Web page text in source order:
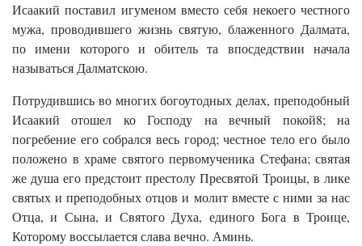
Исаакий поставил игуменом вместо себя некоего честного
мужа, проводившего жизнь святую, блаженного Далмата,
по имени которого и обитель та впосдедствии начала
называться Далматскою.
Потрудившись во многих богоутодных делах, преподобный
Исаакий отошел ко Господу на вечный покой8; на
погребение его собрался весь город; честное тело его было
положено в храме святого первомученика Стефана; святая
же душа его предстоит престолу Пресвятой Троицы, в лике
святых и преподобных отцов и молит вместе с ними за нас
Отца, и Сына, и Святого Духа, единого Бога в Троице,
Которому воссылается слава вечно. Аминь.